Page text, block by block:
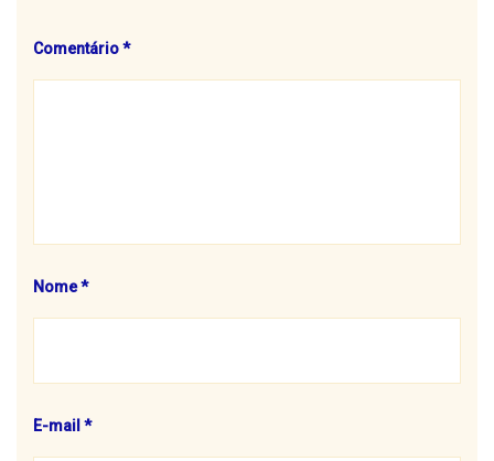
Comentário*
Nome*
E-mail *